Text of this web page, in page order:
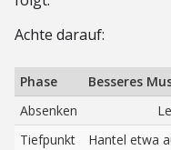
Achte darauf:
Phase
Besseres
Absenken
Tiefpunkt
Hantel etwa